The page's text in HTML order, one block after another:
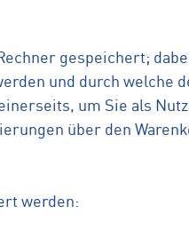
gespeichert;
und durch welche
um Sie als
über den
werden: